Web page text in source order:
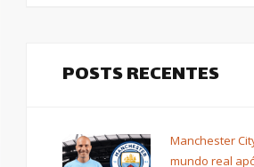
POSTS RECENTES
Manchester
mundo real